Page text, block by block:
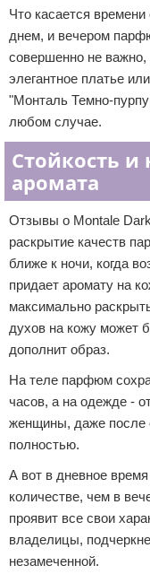
Что касается
днем, и вечером
совершенно не важно,
элегантное платье
"Монталь Темно-
любом случае.
Стойкость
аромата
Отзывы о Montale
раскрытие качеств
ближе к ночи, когда
придает аромату на
максимально
духов на кожу может
дополнит образ.
На теле парфюм
часов, а на одежде -
женщины, даже после
полностью.
А вот в дневное
количестве, чем в
проявит все свои
владелицы,
незамеченной.